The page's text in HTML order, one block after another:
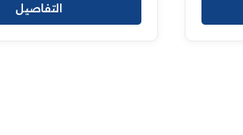
التفاصيل